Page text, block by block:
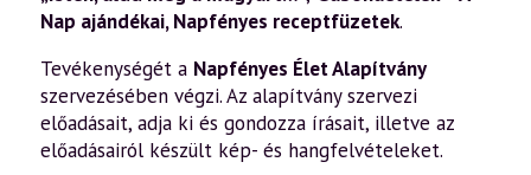
Nap ajándékai,Napfényes receptfüzetek.
Tevékenységét a Napfényes Élet Alapítvány
szervezésében végzi. Az alapítvány szervezi
előadásait, adja ki és gondozza írásait, illetve az
előadásairól készült kép- és hangfelvételeket.